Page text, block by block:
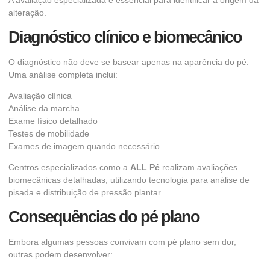
alteração.
Diagnóstico clínico e biomecânico
O diagnóstico não deve se basear apenas na aparência do pé.
Uma análise completa inclui:
Avaliação clínica
Análise da marcha
Exame físico detalhado
Testes de mobilidade
Exames de imagem quando necessário
Centros especializados como a ALL Pé realizam avaliações
biomecânicas detalhadas, utilizando tecnologia para análise de
pisada e distribuição de pressão plantar.
Consequências do pé plano
Embora algumas pessoas convivam com pé plano sem dor,
outras podem desenvolver: